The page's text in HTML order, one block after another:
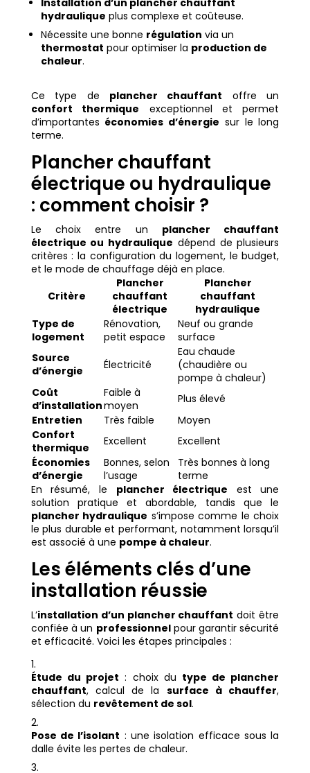
Installation d’un plancher chauffant
hydraulique plus complexe et coûteuse.
Nécessite une bonne régulation via un
thermostat pour optimiser la production de
chaleur.
Ce type de plancher chauffant offre un
confort thermique exceptionnel et permet
d’importantes économies d’énergie sur le long
terme.
Plancher chauffant
électrique ou hydraulique
: comment choisir ?
Le choix entre un plancher chauffant
électrique ou hydraulique dépend de plusieurs
critères : la configuration du logement, le budget,
et le mode de chauffage déjà en place.
Critère
Plancher
chauffant
électrique
Plancher
chauffant
hydraulique
Type de
logement
Rénovation,
petit espace
Neuf ou grande
surface
Source
d’énergie
Électricité
Eau chaude
(chaudière ou
pompe à chaleur)
Coût
d’installation
Faible à
moyen
Plus élevé
Entretien
Très faible
Moyen
Confort
thermique
Excellent
Excellent
Économies
d’énergie
Bonnes, selon
l’usage
Très bonnes à long
terme
En résumé, le plancher électrique est une
solution pratique et abordable, tandis que le
plancher hydraulique s’impose comme le choix
le plus durable et performant, notamment lorsqu’il
est associé à une pompe à chaleur.
Les éléments clés d’une
installation réussie
L’installation d’un plancher chauffant doit être
confiée à un professionnelpour garantir sécurité
et efficacité. Voici les étapes principales :
Étude du projet : choix du type de plancher
chauffant, calcul de la surface à chauffer,
sélection du revêtement de sol.
Pose de l’isolant : une isolation efficace sous la
dalle évite les pertes de chaleur.